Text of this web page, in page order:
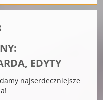
EDYTY
najserdeczniejsze